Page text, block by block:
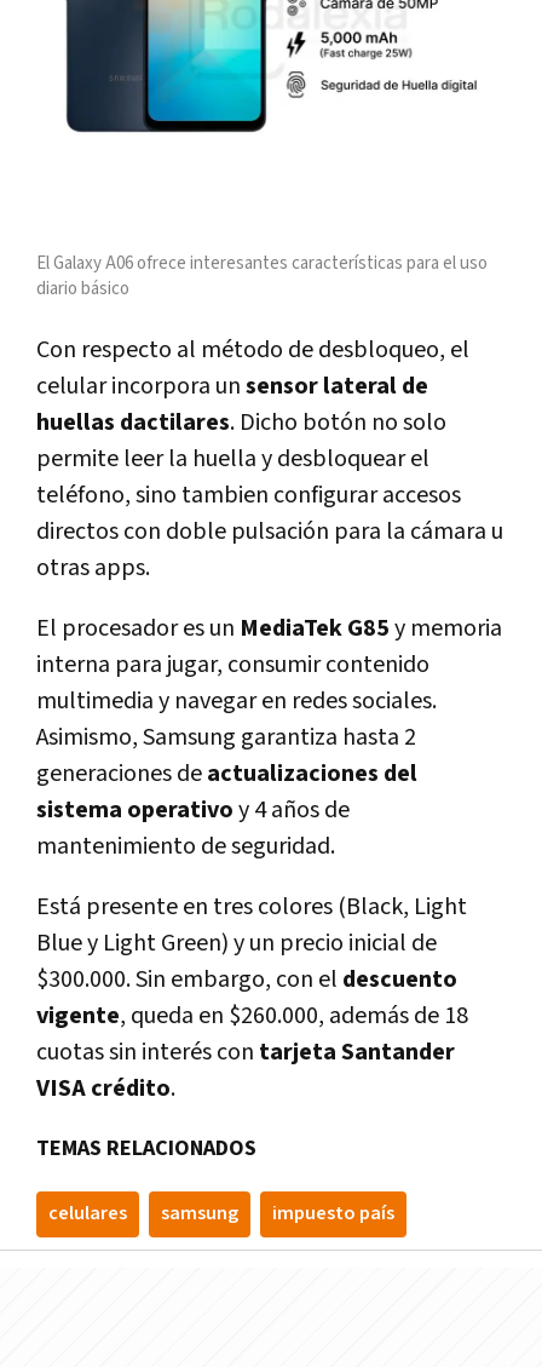
El Galaxy A06 ofrece interesantes características para el uso
diario básico
Con respecto al método de desbloqueo, el
celular incorpora unsensor lateral de
huellas dactilares. Dicho botón no solo
permite leer la huella y desbloquear el
teléfono, sino tambien configurar accesos
directos con doble pulsación para la cámara u
otras apps.
El procesador es un MediaTek G85y memoria
interna para jugar, consumir contenido
multimedia y navegar en redes sociales.
Asimismo, Samsung garantiza hasta 2
generaciones deactualizaciones del
sistema operativoy 4 años de
mantenimiento de seguridad.
Está presente en tres colores (Black, Light
Blue y Light Green) y un precio inicial de
$300.000. Sin embargo, con el descuento
vigente, queda en $260.000, además de 18
cuotas sin interés con tarjeta Santander
VISA crédito.
TEMAS RELACIONADOS
celulares samsung impuesto país